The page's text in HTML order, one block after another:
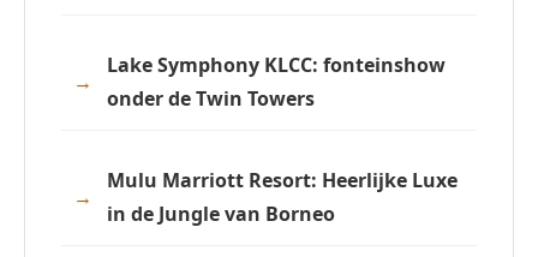
Lake Symphony KLCC: fonteinshow
onder de Twin Towers
Mulu Marriott Resort: Heerlijke Luxe
in de Jungle van Borneo